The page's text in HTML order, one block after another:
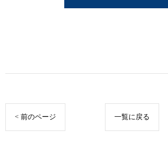
< 前のページ 一覧に戻る